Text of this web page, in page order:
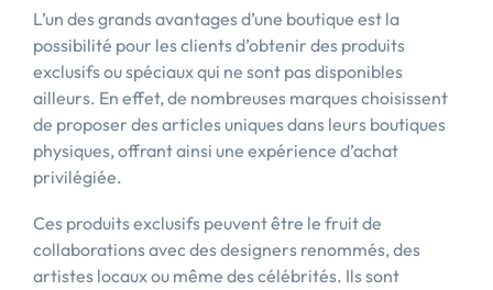
L’un des grands avantages d’une boutique est la
possibilité pour les clients d’obtenir des produits
exclusifs ou spéciaux qui ne sont pas disponibles
ailleurs. En effet, de nombreuses marques choisissent
de proposer des articles uniques dans leurs boutiques
physiques, offrant ainsi une expérience d’achat
privilégiée.
Ces produits exclusifs peuvent être le fruit de
collaborations avec des designers renommés, des
artistes locaux ou même des célébrités. Ils sont